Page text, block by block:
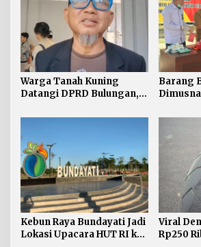
Warga Tanah Kuning
Datangi DPRD Bulungan,
Persen segera
Barang
Kebun Raya Bundayati Jadi
Lokasi Upacara HUT RI ke-
Viral
Rp250